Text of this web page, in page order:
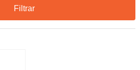
Filtrar